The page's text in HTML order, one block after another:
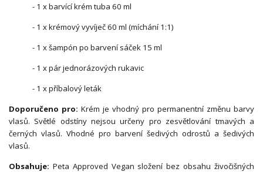
- 1 x barvící krém tuba 60 ml
- 1 x krémový vyvíječ 60 ml (míchání 1:1)
- 1 x šampón po barvení sáček 15 ml
- 1 x pár jednorázových rukavic
- 1 x příbalový leták
Doporučeno pro: Krém je vhodný pro permanentní změnu barvy
vlasů. Světlé odstíny nejsou určeny pro zesvětlování tmavých a
černých vlasů. Vhodné pro barvení šedivých odrostů a šedivých
vlasů.
Obsahuje: Peta Approved Vegan složení bez obsahu živočišných